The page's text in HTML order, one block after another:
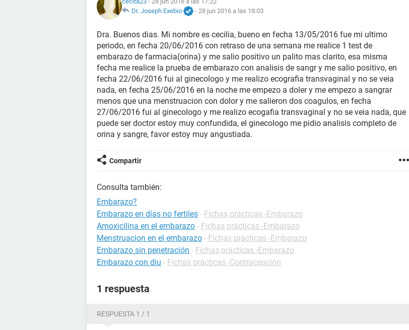
Dr. Joseph Exebio
- 28 jun 2016 a las 18:03
Dra. Buenos dias. Mi nombre es cecilia, bueno en fecha 13/05/2016 fue mi ultimo
periodo, en fecha 20/06/2016 con retraso de una semana me realice 1 test de
embarazo de farmacia(orina) y me salio positivo un palito mas clarito, esa misma
fecha me realice la prueba de embarazo con analisis de sangr y me salio positivo, en
fecha 22/06/2016 fui al ginecologo y me realizo ecografia transvaginal y no se veia
nada, en fecha 25/06/2016 en la noche me empezo a doler y me empezo a sangrar
menos que una menstruacion con dolor y me salieron dos coagulos, en fecha
27/06/2016 fui al ginecologo y me realizo ecogafia transvaginal y no se veia nada, que
puede ser doctor estoy muy confundida, el ginecologo me pidio analisis completo de
orina y sangre, favor estoy muy angustiada.
Compartir
Consulta también:
Embarazo?
Embarazo en días no fertiles - Fichas prácticas -Embarazo
Amoxicilina en el embarazo - Fichas prácticas -Embarazo
Menstruacion en el embarazo - Fichas prácticas -Embarazo
Embarazo sin penetración - Fichas prácticas -Embarazo
Embarazo con diu - Fichas prácticas -Contracepción
1 respuesta
RESPUESTA 1 / 1